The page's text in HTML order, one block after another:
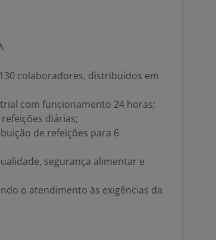
colaboradores, distribuídos em
com funcionamento 24 horas;
diárias;
de refeições para 6
segurança alimentar e
o atendimento às exigências da